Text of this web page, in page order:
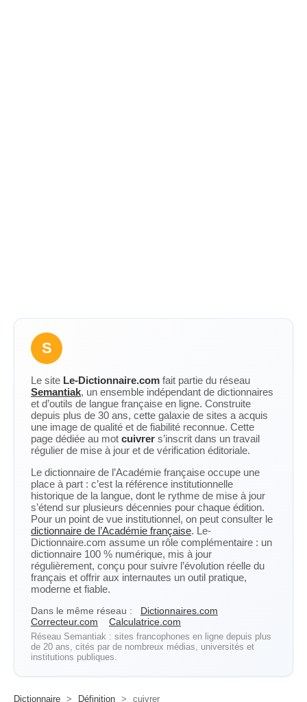
S
Le site Le-Dictionnaire.com fait partie du réseau
Semantiak, un ensemble indépendant de dictionnaires
et d’outils de langue française en ligne. Construite
depuis plus de 30 ans, cette galaxie de sites a acquis
une image de qualité et de fiabilité reconnue. Cette
page dédiée au mot cuivrer s’inscrit dans un travail
régulier de mise à jour et de vérification éditoriale.
Le dictionnaire de l’Académie française occupe une
place à part : c’est la référence institutionnelle
historique de la langue, dont le rythme de mise à jour
s’étend sur plusieurs décennies pour chaque édition.
Pour un point de vue institutionnel, on peut consulter le
dictionnaire de l’Académie française. Le-
Dictionnaire.com assume un rôle complémentaire : un
dictionnaire 100 % numérique, mis à jour
régulièrement, conçu pour suivre l’évolution réelle du
français et offrir aux internautes un outil pratique,
moderne et fiable.
Dans le même réseau :
Dictionnaires.com
Correcteur.com
Calculatrice.com
Réseau Semantiak : sites francophones en ligne depuis plus
de 20 ans, cités par de nombreux médias, universités et
institutions publiques.
Dictionnaire > Définition > cuivrer